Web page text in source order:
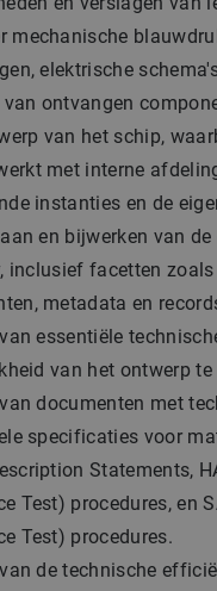
mechanische
elektrische
van ontvangen
van het schip,
met interne
instanties en de
en bijwerken van de
inclusief facetten
metadata en
essentiële
van het ontwerp te
documenten met
specificaties voor
Statements,
Test) procedures, en
Test) procedures.
de technische